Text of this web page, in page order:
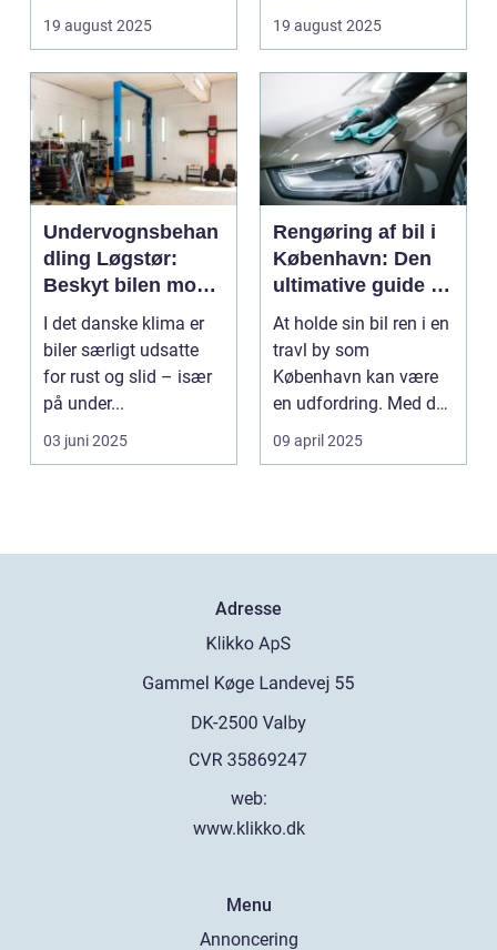
19 august 2025 19 august 2025
Undervognsbehan
dling Løgstør:
Beskyt bilen mod
rust og slid
I det danske klima er
biler særligt udsatte
for rust og slid – især
på under...
03 juni 2025
Rengøring af bil i
København: Den
ultimative guide til
en skinnende ren
At holde sin bil ren i en
travl by som
København kan være
en udfordring. Med de
mange g...
09 april 2025
Adresse
web:
www.klikko.dk
Menu
Annoncering